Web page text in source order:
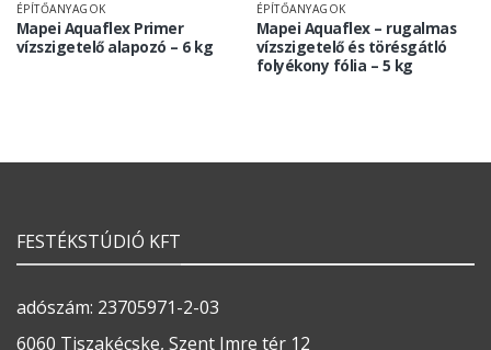
ÉPÍTŐANYAGOK
Mapei Aquaflex Primer
vízszigetelő alapozó – 6 kg
ÉPÍTŐANYAGOK
Mapei Aquaflex – rugalmas
vízszigetelő és törésgátló
folyékony fólia – 5 kg
FESTÉKSTÚDIÓ KFT
adószám: 23705971-2-03
6060 Tiszakécske, Szent Imre tér 12